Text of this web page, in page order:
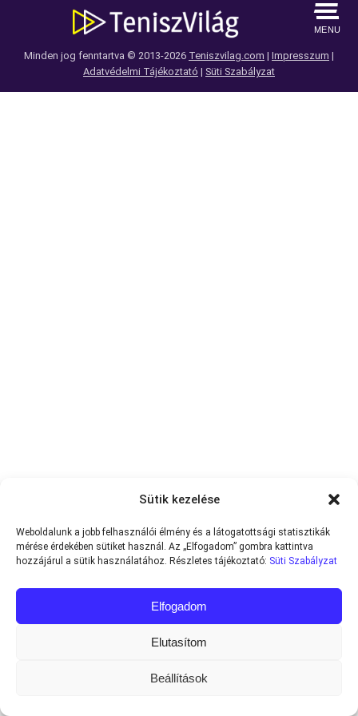
Sütik kezelése
Weboldalunk a jobb felhasználói élmény és a látogatottsági statisztikák
mérése érdekében sütiket használ. Az „Elfogadom” gombra kattintva
hozzájárul a sütik használatához. Részletes tájékoztató: Süti Szabályzat
Elfogadom
Elutasítom
Beállítások
MENU
Minden jog fenntartva © 2013-2026 Teniszvilag.com | Impresszum |
Adatvédelmi Tájékoztató | Süti Szabályzat